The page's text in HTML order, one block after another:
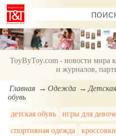
ToyByToy.com - новости мира
и журналов,
Главная Одежда
обувь
детская обувь
игры для
спортивная одежда
кроссовки